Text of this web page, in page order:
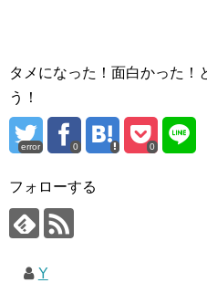
タメになった！面白かった！
う！
error 0 0
フォローする
Y